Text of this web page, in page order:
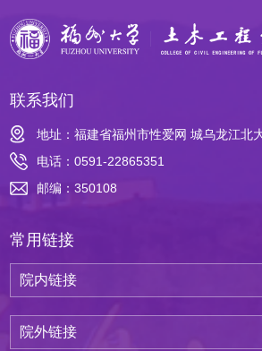
联系我们
地址：福建省福州市性爱网 城乌龙江北
电话：0591-22865351
邮编：350108
常用链接
院内链接
院外链接